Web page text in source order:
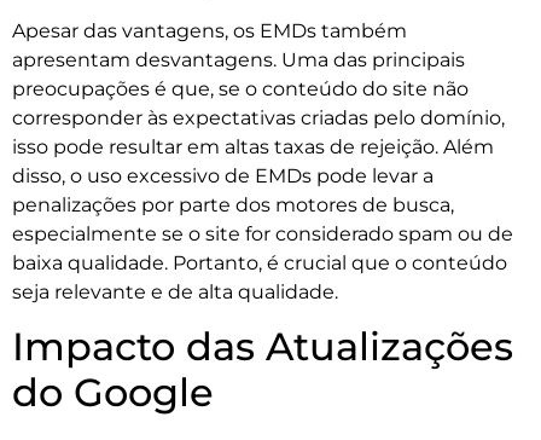
Apesar das vantagens, os EMDs também
apresentam desvantagens. Uma das principais
preocupações é que, se o conteúdo do site não
corresponder às expectativas criadas pelo domínio,
isso pode resultar em altas taxas de rejeição. Além
disso, o uso excessivo de EMDs pode levar a
penalizações por parte dos motores de busca,
especialmente se o site for considerado spam ou de
baixa qualidade. Portanto, é crucial que o conteúdo
seja relevante e de alta qualidade.
Impacto das Atualizações
do Google